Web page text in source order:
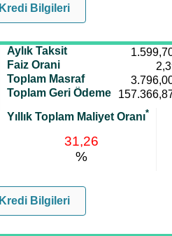
Kredi Bilgileri
Aylık Taksit
Faiz Orani
Toplam Masraf
Toplam Geri Ödeme
Yıllık Toplam Maliyet Oranı*
31,26
%
Kredi Bilgileri